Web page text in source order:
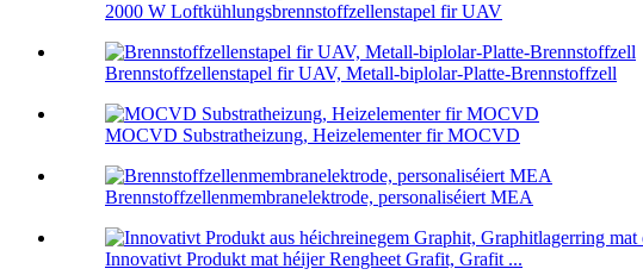
2000 W Loftkühlungsbrennstoffzellenstapel fir UAV
Brennstoffzellenstapel fir UAV, Metall-biplolar-Platte-Brennstoffzell
MOCVD Substratheizung, Heizelementer fir MOCVD
Brennstoffzellenmembranelektrode, personaliséiert MEA
Innovativt Produkt mat héijer Rengheet Grafit, Grafit ...